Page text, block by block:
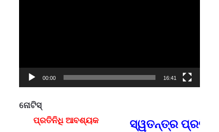
00:00 16:41
ନୋଟିସ୍
ପ୍ରତିନିଧି ଆବଶ୍ୟକ
ସ୍ୱତନ୍ତ୍ର